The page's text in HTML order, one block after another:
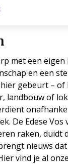
met een
en een
gebeurt – of
landbouw of
De Edese Vos
raken, duidt
nieuws
vind je al